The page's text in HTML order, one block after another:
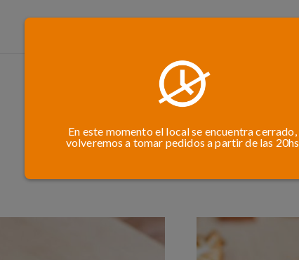
En este momento el local se encuentra cerrado,
volveremos a tomar pedidos a partir de las 20hs